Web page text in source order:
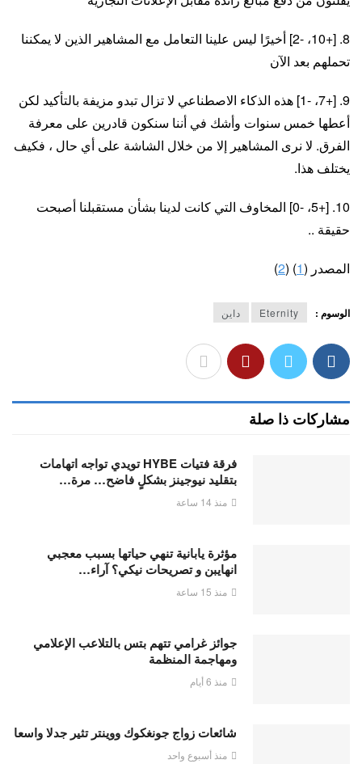
8. [+10، -2] أخيرًا ليس علينا التعامل مع المشاهير الذين لا يمكننا
تحملهم بعد الآن
9. [+7، -1] هذه الذكاء الاصطناعي لا تزال تبدو مزيفة بالتأكيد لكن
أعطها خمس سنوات وأشك في أننا سنكون قادرين على معرفة
الفرق. لا نرى المشاهير إلا من خلال الشاشة على أي حال ، فكيف
يختلف هذا.
10. [+5، -0] المخاوف التي كانت لدينا بشأن مستقبلنا أصبحت
حقيقة ..
المصدر (1
) (
2
)
الوسوم : Eternity داين
مشاركات ذا صلة
فرقة فتيات HYBE تويدي تواجه اتهامات
بتقليد نيوجينز بشكلٍ فاضح… مرة…
منذ 14 ساعة
مؤثرة يابانية تنهي حياتها بسبب معجبي
انهايبن و تصريحات نيكي؟ آراء…
منذ 15 ساعة
جوائز غرامي تتهم بتس بالتلاعب الإعلامي
ومهاجمة المنظمة
منذ 6 أيام
شائعات زواج جونغكوك ووينتر تثير جدلا واسعا
منذ أسبوع واحد